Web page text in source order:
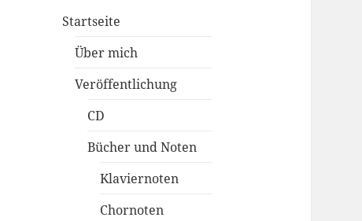
Startseite
Über mich
Veröffentlichung
CD
Bücher und Noten
Klaviernoten
Chornoten